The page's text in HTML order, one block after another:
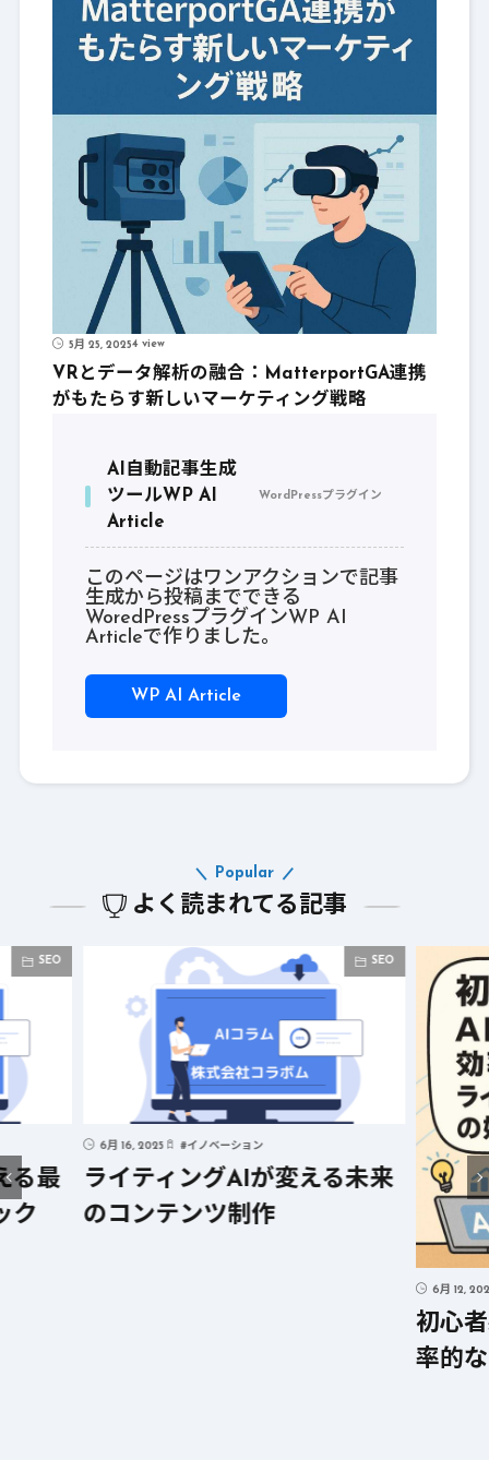
5月 25, 20254 view
VRとデータ解析の融合：MatterportGA連携
がもたらす新しいマーケティング戦略
AI自動記事生成
ツールWP AI
Article
WordPressプラグイン
このページはワンアクションで記事
生成から投稿までできる
WoredPressプラグインWP AI
Articleで作りました。
WP AI Article
よく読まれてる記事
Popular
SEO
AIが変える未来
作
初心者必見! AIを活用した
率的なライティングの始